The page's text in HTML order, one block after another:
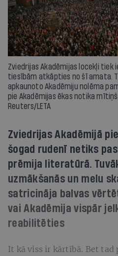
Zviedrijas Akadēmijas locekļi tiek
tiesībām atkāpties no šī amata.
apkaunoto Akadēmiju nolēma
pie Akadēmijas ēkas notika
Reuters/LETA
Zviedrijas Akadēmijā
šogad rudenī netiks
prēmija literatūrā.
uzmākšanās un melu
satricināja balvas
vai Akadēmija vispār
reabilitēties
It kā viss ir kārtībā. Bet tad